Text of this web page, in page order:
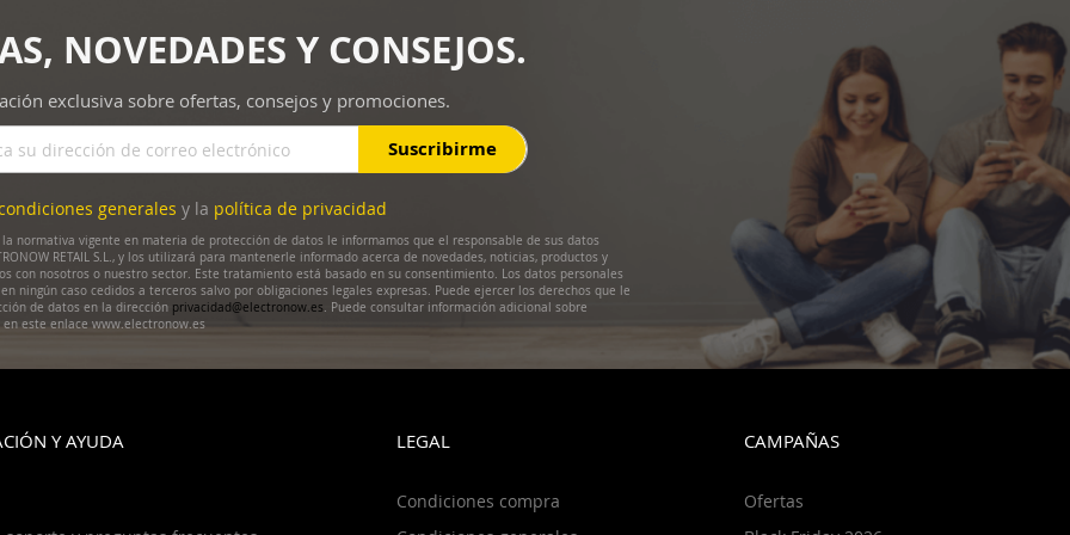
NOVEDADES Y CONSEJOS.
exclusiva sobre ofertas, consejos y promociones.
Suscribirme
generales y la política de privacidad
normativa vigente en materia de protección de datos le informamos que el responsable de sus datos
RETAIL S.L., y los utilizará para mantenerle informado acerca de novedades, noticias, productos y
con nosotros o nuestro sector. Este tratamiento está basado en su consentimiento. Los datos personales
ningún caso cedidos a terceros salvo por obligaciones legales expresas. Puede ejercer los derechos que le
de datos en la dirección privacidad@electronow.es. Puede consultar información adicional sobre
en este enlace www.electronow.es
Y AYUDA LEGAL
Condiciones compra
CAMPAÑAS
Ofertas